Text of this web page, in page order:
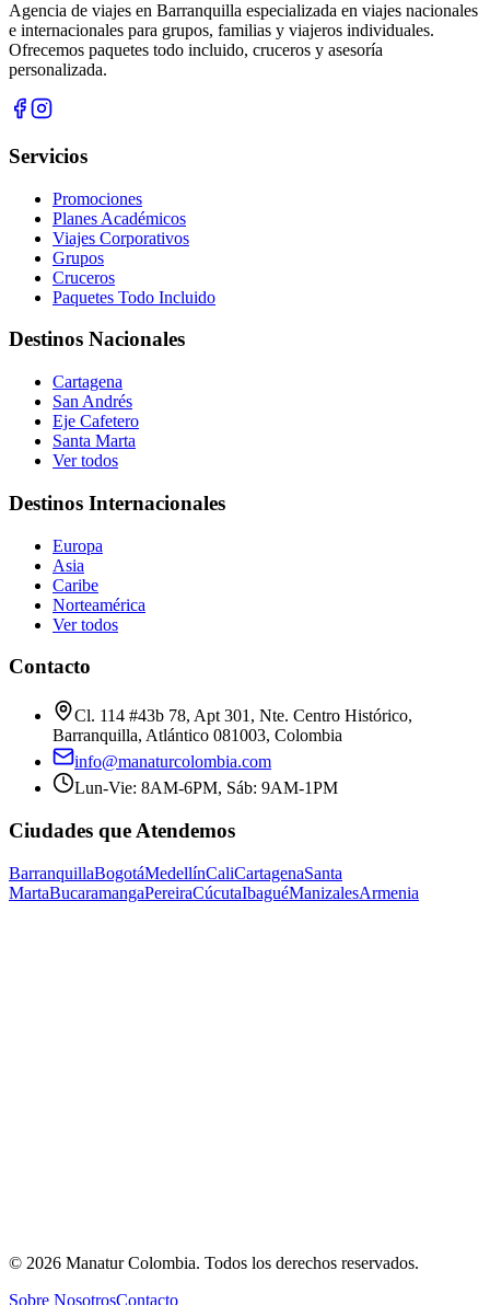
Agencia de viajes en Barranquilla especializada en viajes nacionales
e internacionales para grupos, familias y viajeros individuales.
Ofrecemos paquetes todo incluido, cruceros y asesoría
personalizada.
Servicios
Promociones
Planes Académicos
Viajes Corporativos
Grupos
Cruceros
Paquetes Todo Incluido
Destinos Nacionales
Cartagena
San Andrés
Eje Cafetero
Santa Marta
Ver todos
Destinos Internacionales
Europa
Asia
Caribe
Norteamérica
Ver todos
Contacto
Cl. 114 #43b 78, Apt 301, Nte. Centro Histórico,
Barranquilla, Atlántico 081003, Colombia
info@manaturcolombia.com
Lun-Vie: 8AM-6PM, Sáb: 9AM-1PM
Ciudades que Atendemos
BarranquillaBogotáMedellínCaliCartagenaSanta
MartaBucaramangaPereiraCúcutaIbaguéManizalesArmenia
© 2026 Manatur Colombia. Todos los derechos reservados.
Sobre NosotrosContacto